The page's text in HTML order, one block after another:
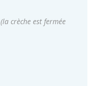
(la crèche est fermée